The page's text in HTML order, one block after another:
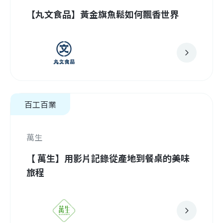
【丸文食品】黃金旗魚鬆如何飄香世界
百工百業
萬生
【 萬生】用影片記錄從產地到餐桌的美味
旅程